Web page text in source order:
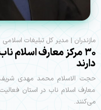
مازندران | مدیر کل تبلیغات اسلامی
۳۰ مرکز معارف اسلام
دارند
معارف اسلام ناب در استان
می‌کنند.